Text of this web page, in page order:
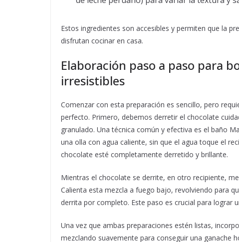
Estos ingredientes son accesibles y permiten que la
disfrutan cocinar en casa.
Elaboración paso a paso para
irresistibles
Comenzar con esta preparación es sencillo, pero
perfecto. Primero, debemos derretir el chocolate
granulado. Una técnica común y efectiva es el baño
una olla con agua caliente, sin que el agua toque el
chocolate esté completamente derretido y brillante.
Mientras el chocolate se derrite, en otro recipiente,
Calienta esta mezcla a fuego bajo, revolviendo para
derrita por completo. Este paso es crucial para lograr
Una vez que ambas preparaciones estén listas,
mezclando suavemente para conseguir una ganache